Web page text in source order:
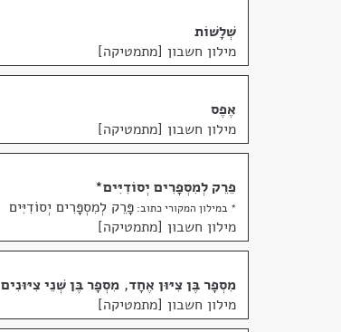
שְׁלָשׁוֹת
מילון חשבון [מתמטיקה]
אֶפֶס
מילון חשבון [מתמטיקה]
פֵּרֵק לְמִסְפָּרִים יְסוֹדִיִּים*
* במילון המקורי כתוב: פָּרֵק לְמִסְפָּרִים יְסוֹדִיִּים
מילון חשבון [מתמטיקה]
מִסְפָּר בֶּן צִיּוּן אֶחָד, מִסְפָּר בֶּן שְׁנֵי צִיּוּנִים
מילון חשבון [מתמטיקה]